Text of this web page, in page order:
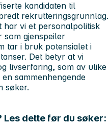
kandidaten til
rekrutteringsgrunnlag.
har vi et personalpolitisk
som gjenspeiler
tar i bruk potensialet i
Det betyr at vi
livserfaring, som av ulike
sammenhengende
søker.
dette før du søker: